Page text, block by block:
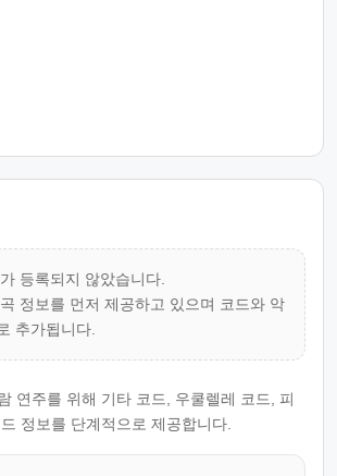
등록되지 않았습니다.
정보를 먼저 제공하고 있으며 코드와 악
추가됩니다.
연주를 위해 기타 코드, 우쿨렐레 코드, 피
정보를 단계적으로 제공합니다.